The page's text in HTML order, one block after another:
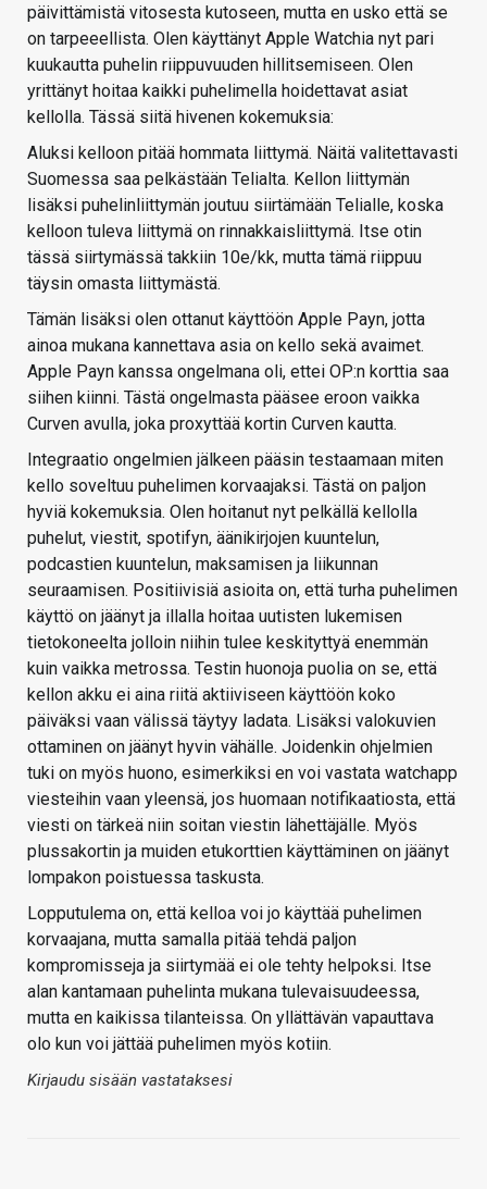
päivittämistä vitosesta kutoseen, mutta en usko että se
on tarpeeellista. Olen käyttänyt Apple Watchia nyt pari
kuukautta puhelin riippuvuuden hillitsemiseen. Olen
yrittänyt hoitaa kaikki puhelimella hoidettavat asiat
kellolla. Tässä siitä hivenen kokemuksia:
Aluksi kelloon pitää hommata liittymä. Näitä valitettavasti
Suomessa saa pelkästään Telialta. Kellon liittymän
lisäksi puhelinliittymän joutuu siirtämään Telialle, koska
kelloon tuleva liittymä on rinnakkaisliittymä. Itse otin
tässä siirtymässä takkiin 10e/kk, mutta tämä riippuu
täysin omasta liittymästä.
Tämän lisäksi olen ottanut käyttöön Apple Payn, jotta
ainoa mukana kannettava asia on kello sekä avaimet.
Apple Payn kanssa ongelmana oli, ettei OP:n korttia saa
siihen kiinni. Tästä ongelmasta pääsee eroon vaikka
Curven avulla, joka proxyttää kortin Curven kautta.
Integraatio ongelmien jälkeen pääsin testaamaan miten
kello soveltuu puhelimen korvaajaksi. Tästä on paljon
hyviä kokemuksia. Olen hoitanut nyt pelkällä kellolla
puhelut, viestit, spotifyn, äänikirjojen kuuntelun,
podcastien kuuntelun, maksamisen ja liikunnan
seuraamisen. Positiivisiä asioita on, että turha puhelimen
käyttö on jäänyt ja illalla hoitaa uutisten lukemisen
tietokoneelta jolloin niihin tulee keskityttyä enemmän
kuin vaikka metrossa. Testin huonoja puolia on se, että
kellon akku ei aina riitä aktiiviseen käyttöön koko
päiväksi vaan välissä täytyy ladata. Lisäksi valokuvien
ottaminen on jäänyt hyvin vähälle. Joidenkin ohjelmien
tuki on myös huono, esimerkiksi en voi vastata watchapp
viesteihin vaan yleensä, jos huomaan notifikaatiosta, että
viesti on tärkeä niin soitan viestin lähettäjälle. Myös
plussakortin ja muiden etukorttien käyttäminen on jäänyt
lompakon poistuessa taskusta.
Lopputulema on, että kelloa voi jo käyttää puhelimen
korvaajana, mutta samalla pitää tehdä paljon
kompromisseja ja siirtymää ei ole tehty helpoksi. Itse
alan kantamaan puhelinta mukana tulevaisuudeessa,
mutta en kaikissa tilanteissa. On yllättävän vapauttava
olo kun voi jättää puhelimen myös kotiin.
Kirjaudu sisään vastataksesi